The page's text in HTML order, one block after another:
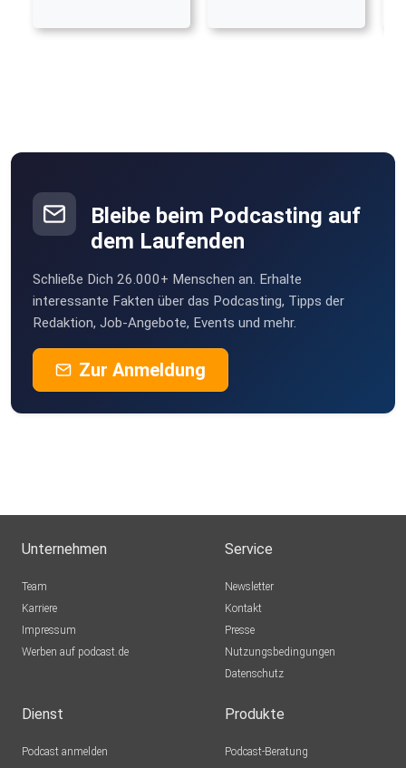
Bleibe beim Podcasting auf
dem Laufenden
Schließe Dich 26.000+ Menschen an. Erhalte
interessante Fakten über das Podcasting, Tipps der
Redaktion, Job-Angebote, Events und mehr.
Zur Anmeldung
Unternehmen
Team
Karriere
Impressum
Werben auf podcast.de
Service
Newsletter
Kontakt
Presse
Nutzungsbedingungen
Datenschutz
Dienst
Podcast anmelden
Produkte
Podcast-Beratung